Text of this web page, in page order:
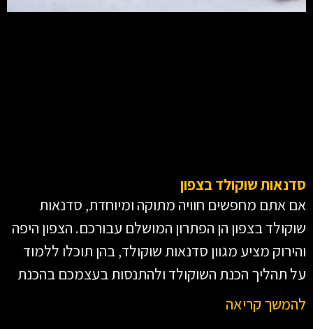
סדנאות שוקולד בצפון
אם אתם מחפשים חוויה מתוקה ומיוחדת, סדנאות
שוקולד בצפון הן הפתרון המושלם עבורכם. הצפון היפה
והירוק מציע מגוון סדנאות שוקולד, בהן תוכלו ללמוד
על תהליך הכנת השוקולד ולהתנסות בעצמכם בהכנת
להמשך קריאה